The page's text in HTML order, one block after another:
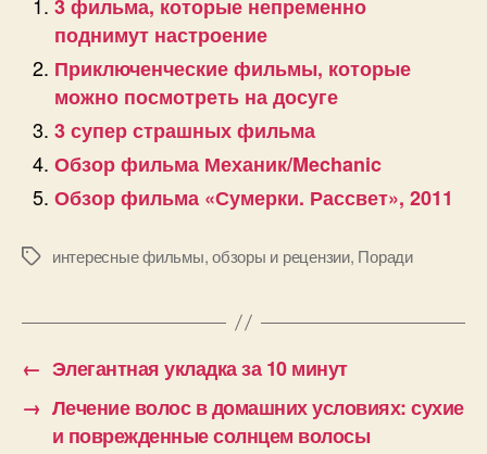
3 фильма, которые непременно
поднимут настроение
Приключенческие фильмы, которые
можно посмотреть на досуге
3 супер страшных фильма
Обзор фильма Механик/Mechanic
Обзор фильма «Сумерки. Рассвет», 2011
Позначкиинтересные фильмы,обзоры и рецензии, Поради
← Элегантная укладка за 10 минут
→ Лечение волос в домашних условиях: сухие
и поврежденные солнцем волосы